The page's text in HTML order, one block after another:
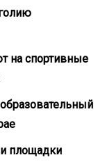
на спортивные
площадки